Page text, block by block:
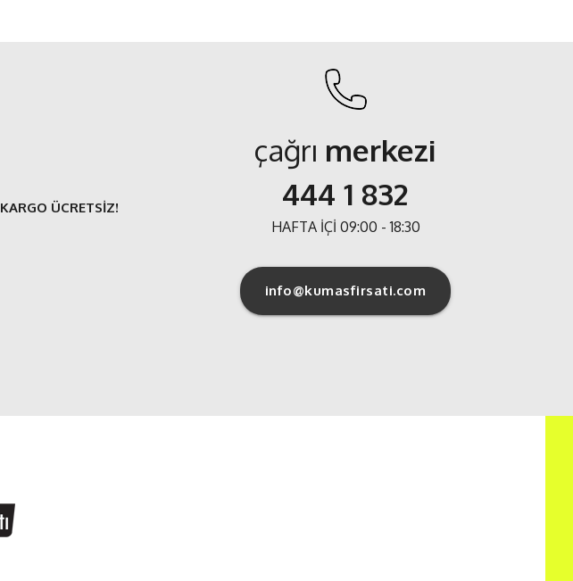
KARGO ÜCRETSİZ!
çağrı merkezi
444 1 832
HAFTA İÇİ 09:00 - 18:30
info@kumasfirsati.com